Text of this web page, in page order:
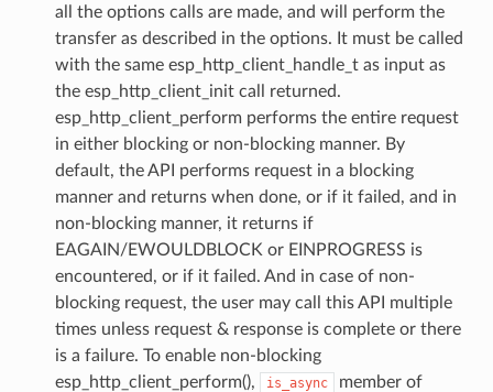
all the options calls are made, and will perform the
transfer as described in the options. It must be called
with the same esp_http_client_handle_t as input as
the esp_http_client_init call returned.
esp_http_client_perform performs the entire request
in either blocking or non-blocking manner. By
default, the API performs request in a blocking
manner and returns when done, or if it failed, and in
non-blocking manner, it returns if
EAGAIN/EWOULDBLOCK or EINPROGRESS is
encountered, or if it failed. And in case of non-
blocking request, the user may call this API multiple
times unless request & response is complete or there
is a failure. To enable non-blocking
esp_http_client_perform(),
is_async
member of